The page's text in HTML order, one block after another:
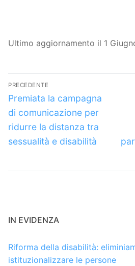
Ultimo aggiornamento il 1
Navigazione
articoli
PRECEDENTE
Articolo
precedente:
Premiata la campagna
di comunicazione per
ridurre la distanza tra
sessualità e disabilità
IN EVIDENZA
Riforma della disabilità:
istituzionalizzare le persone